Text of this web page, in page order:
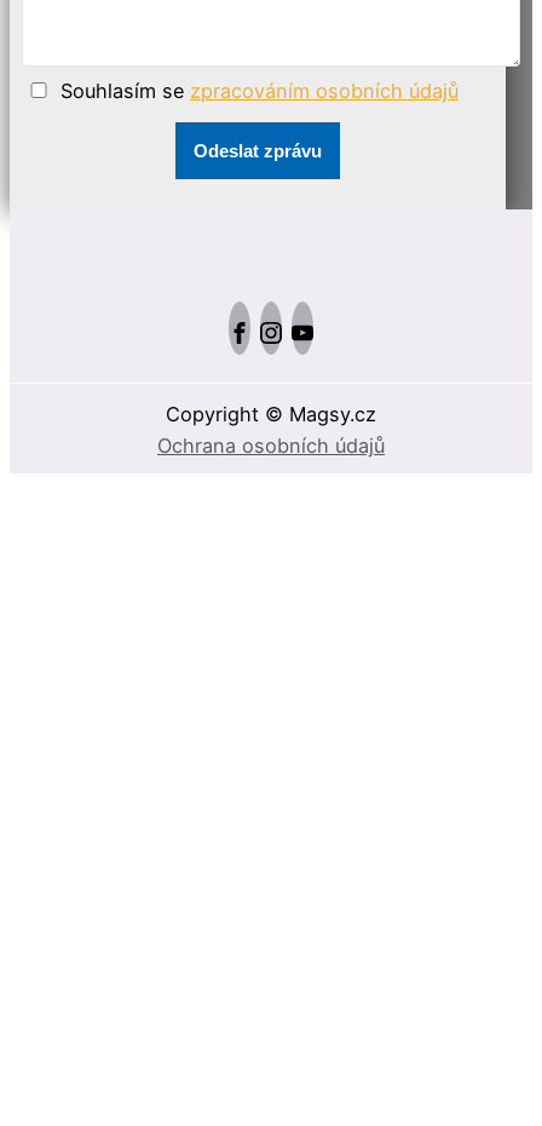
Souhlasím se zpracováním osobních údajů
Odeslat zprávu
Copyright © Magsy.cz
Ochrana osobních údajů